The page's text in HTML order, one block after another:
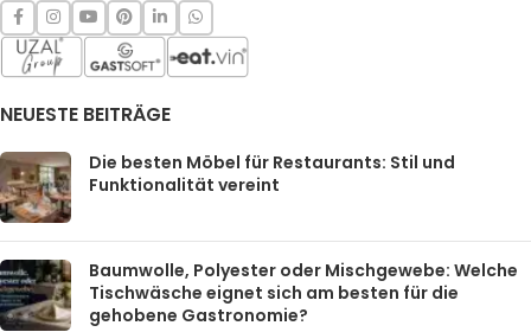
NEUESTE BEITRÄGE
Die besten Möbel für Restaurants: Stil und
Funktionalität vereint
Baumwolle, Polyester oder Mischgewebe: Welche
Tischwäsche eignet sich am besten für die
gehobene Gastronomie?